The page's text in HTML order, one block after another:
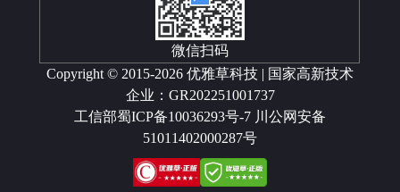
微信扫码
Copyright © 2015-2026 优雅草科技 | 国家高新技术
企业：GR202251001737
工信部蜀ICP备10036293号-7 川公网安备
51011402000287号